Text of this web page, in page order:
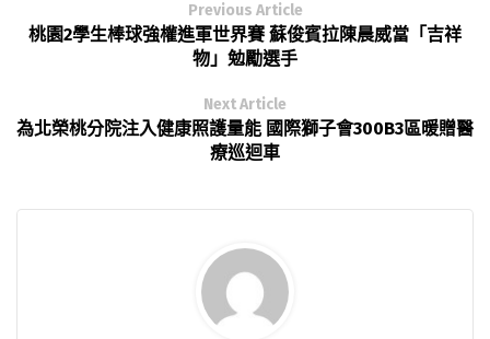
Previous Article
桃園2學生棒球強權進軍世界賽 蘇俊賓拉陳晨威當「吉祥
物」勉勵選手
Next Article
為北榮桃分院注入健康照護量能 國際獅子會300B3區暖贈醫
療巡迴車